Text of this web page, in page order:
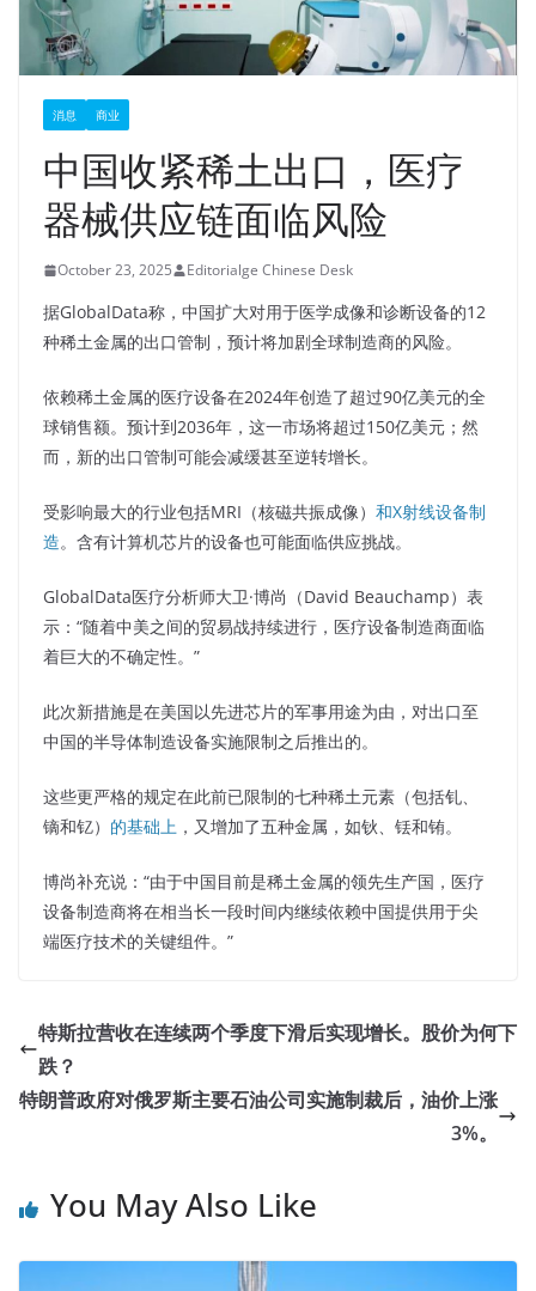
消息 商业
中国收紧稀土出口，医疗
器械供应链面临风险
October 23, 2025 Editorialge Chinese Desk
据GlobalData称，中国扩大对用于医学成像和诊断设备的12
种稀土金属的出口管制，预计将加剧全球制造商的风险。
依赖稀土金属的医疗设备在2024年创造了超过90亿美元的全
球销售额。预计到2036年，这一市场将超过150亿美元；然
而，新的出口管制可能会减缓甚至逆转增长。
受影响最大的行业包括MRI（核磁共振成像） 和X射线设备制
造。含有计算机芯片的设备也可能面临供应挑战。
GlobalData医疗分析师大卫·博尚（David Beauchamp）表
示：“随着中美之间的贸易战持续进行，医疗设备制造商面临
着巨大的不确定性。”
此次新措施是在美国以先进芯片的军事用途为由，对出口至
中国的半导体制造设备实施限制之后推出的。
这些更严格的规定在此前已限制的七种稀土元素（包括钆、
镝和钇） 的基础上 ，又增加了五种金属，如钬、铥和铕。
博尚补充说：“由于中国目前是稀土金属的领先生产国，医疗
设备制造商将在相当长一段时间内继续依赖中国提供用于尖
端医疗技术的关键组件。”
特斯拉营收在连续两个季度下滑后实现增长。股价为何下
跌？
特朗普政府对俄罗斯主要石油公司实施制裁后，油价上涨
3%。
You May Also Like